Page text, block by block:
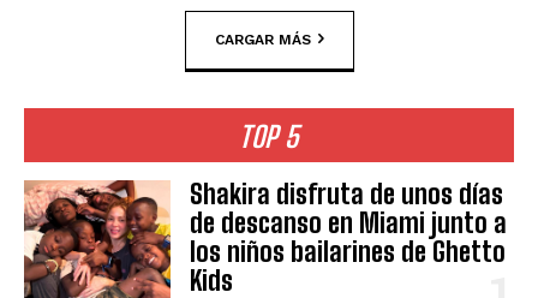
CARGAR MÁS
TOP 5
Shakira disfruta de unos días
de descanso en Miami junto a
los niños bailarines de Ghetto
Kids